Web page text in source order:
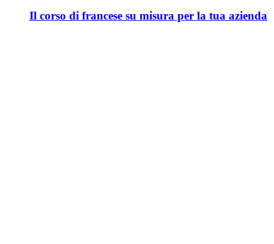
Il corso di francese su misura per la tua azienda